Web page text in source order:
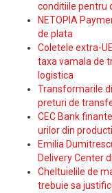
conditiile pentru
NETOPIA
de plata
Coletele extra-
taxa vamala de
logistica
Transformarile
preturi de
CEC Bank
urilor din
Emilia
Delivery Center
Cheltuielile de
trebuie sa